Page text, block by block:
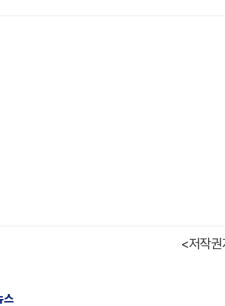
<저작
스